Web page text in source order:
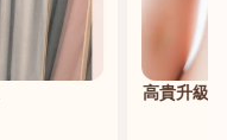
高貴升級